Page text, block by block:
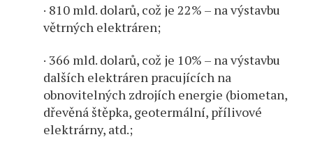
· 810 mld. dolarů, což je 22% – na výstavbu
větrných elektráren;
· 366 mld. dolarů, což je 10% – na výstavbu
dalších elektráren pracujících na
obnovitelných zdrojích energie (biometan,
dřevěná štěpka, geotermální, přílivové
elektrárny, atd.;